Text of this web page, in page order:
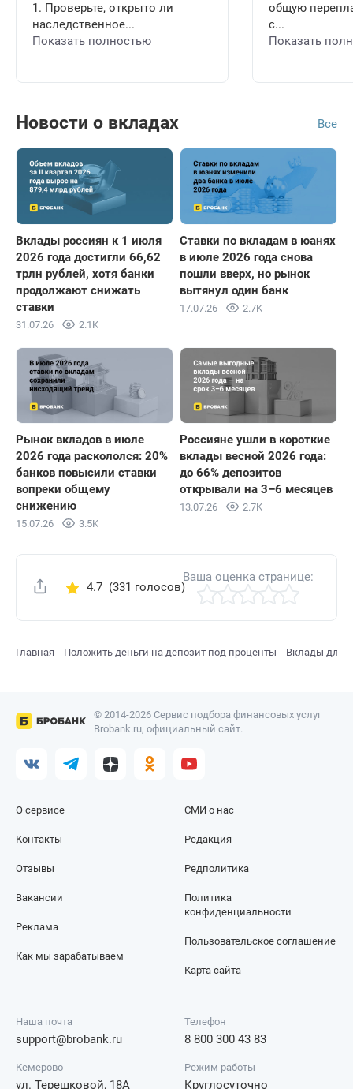
1. Проверьте, открыто ли
наследственное...
Показать полностью
общую
с...
Показать
Новости о вкладах Все
Вклады россиян к 1 июля
2026 года достигли 66,62
трлн рублей, хотя банки
продолжают снижать
ставки
31.07.26 2.1K
Ставки по вкладам в юанях
в июле 2026 года снова
пошли вверх, но рынок
вытянул один банк
17.07.26 2.7K
Рынок вкладов в июле
2026 года раскололся: 20%
банков повысили ставки
вопреки общему
снижению
15.07.26 3.5K
Россияне ушли в короткие
вклады весной 2026 года:
до 66% депозитов
открывали на 3–6 месяцев
13.07.26 2.7K
Поделиться
4.7(331 голосов)
Ваша оценка странице:
Главная Положить деньги на депозит под проценты Вклады для
© 2014-2026 Сервис подбора финансовых услуг
Brobank.ru, официальный сайт.
О сервисе
Контакты
Отзывы
СМИ о нас
Редакция
Редполитика
Вакансии
Реклама
Как мы зарабатываем
Политика
конфиденциальности
Пользовательское соглашение
Карта сайта
Наша почта
support@brobank.ru
Телефон
8 800 300 43 83
Кемерово
ул. Терешковой, 18А
Режим работы
Круглосуточно